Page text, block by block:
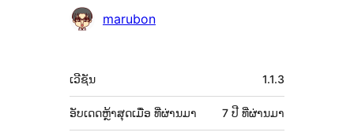
ຜູ້
marubon
ຂໍ້ມູນ
ກຳກັບ
(Meta)
ເວີຊັນ 1.1.3
ອັບເດດຫຼ້າສຸດເມື່ອ 7 ປີ ທີ່ຜ່ານມາ
ທີ່ຜ່ານມາ